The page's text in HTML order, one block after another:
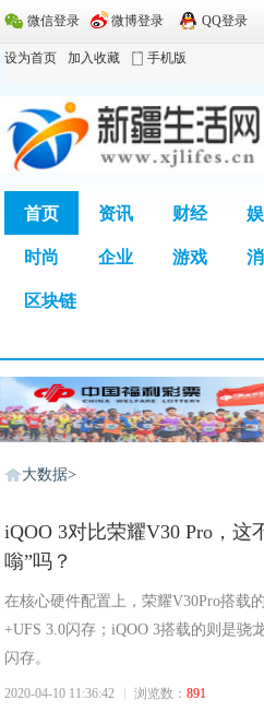
微信登录 微博登录 QQ登录
设为首页 加入收藏 手机版
首页 资讯 财经
时尚 企业 游戏
区块链
新
>
大数据
iQOO 3对比荣耀V30 Pro，这
嗡”吗？
在核心硬件配置上，荣耀V30Pro搭载
+UFS 3.0闪存；iQOO 3搭载的则是骁
闪存。
2020-04-10 11:36:42 浏览数：891